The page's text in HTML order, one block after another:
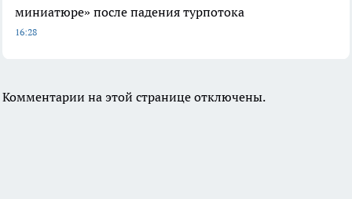
миниатюре» после падения турпотока
16:28
Комментарии на этой странице отключены.